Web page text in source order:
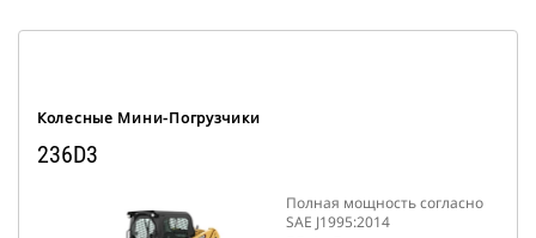
Колесные Мини-Погрузчики
236D3
Полная мощность согласно
SAE J1995:2014